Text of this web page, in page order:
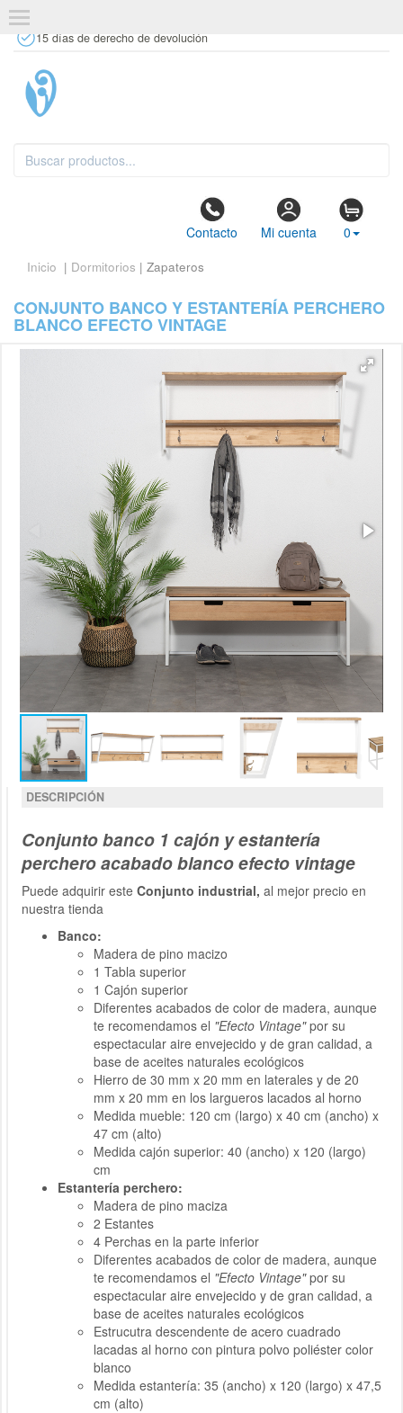
15 días de derecho de devolución
Contacto Mi cuenta 0
Inicio | Dormitorios | Zapateros
CONJUNTO BANCO Y ESTANTERÍA PERCHERO
BLANCO EFECTO VINTAGE
DESCRIPCIÓN
Conjunto banco 1 cajón y estantería
perchero acabado blanco efecto vintage
Puede adquirir este Conjunto industrial, al mejor precio en
nuestra tienda
Banco:
Madera de pino macizo
1 Tabla superior
1 Cajón superior
Diferentes acabados de color de madera, aunque
te recomendamos el "Efecto Vintage"por su
espectacular aire envejecido y de gran calidad, a
base de aceites naturales ecológicos
Hierro de 30 mm x 20 mm en laterales y de 20
mm x 20 mm en los largueros lacados al horno
Medida mueble: 120 cm (largo) x 40 cm (ancho) x
47 cm (alto)
Medida cajón superior: 40 (ancho) x 120 (largo)
cm
Estantería perchero:
Madera de pino maciza
2 Estantes
4 Perchas en la parte inferior
Diferentes acabados de color de madera, aunque
te recomendamos el "Efecto Vintage"por su
espectacular aire envejecido y de gran calidad, a
base de aceites naturales ecológicos
Estrucutra descendente de acero cuadrado
lacadas al horno con pintura polvo poliéster color
blanco
Medida estantería: 35 (ancho) x 120 (largo) x 47,5
cm (alto)